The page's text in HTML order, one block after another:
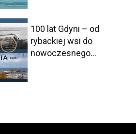
100 lat Gdyni – od
rybackiej wsi do
nowoczesnego...